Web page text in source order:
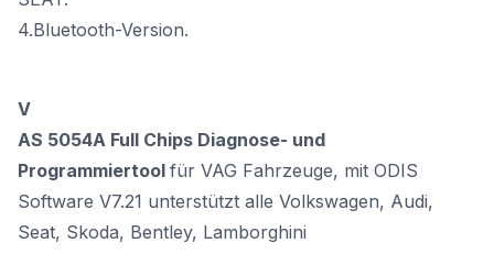
4.Bluetooth-Version.
V
AS 5054A Full Chips Diagnose- und
Programmiertool für VAG Fahrzeuge, mit ODIS
Software V7.21 unterstützt alle Volkswagen, Audi,
Seat, Skoda, Bentley, Lamborghini